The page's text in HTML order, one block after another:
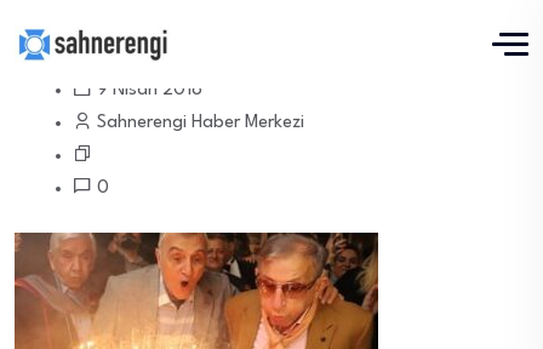
9 Nisan 2018
Sahnerengi Haber Merkezi
0